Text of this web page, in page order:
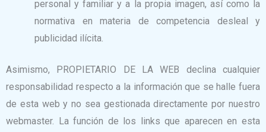
personal y familiar y a la propia imagen, así como la
normativa en materia de competencia desleal y
publicidad ilícita.
Asimismo, PROPIETARIO DE LA WEB declina cualquier
responsabilidad respecto a la información que se halle fuera
de esta web y no sea gestionada directamente por nuestro
webmaster. La función de los links que aparecen en esta